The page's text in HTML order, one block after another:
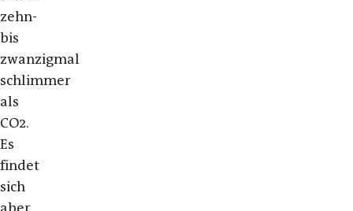
zehn-
bis
zwanzigmal
schlimmer
als
CO2.
Es
findet
sich